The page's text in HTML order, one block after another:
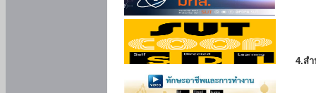
4.ส